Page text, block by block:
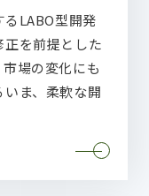
LABO型開発
を前提とした
場の変化にも
ま、柔軟な開